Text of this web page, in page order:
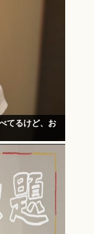
てるけど、お